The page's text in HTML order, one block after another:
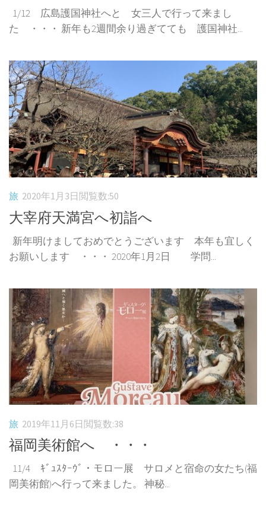
1/12 広島護国神社へと 女三人で行って来まし
た ・・・ 新年も2週間余り過ぎてても 護国神社...
旅 2020年1月3日 閲覧数:50
大宰府天満宮へ初詣へ
新年明けましておめでとうございます 本年も宜しく
お願いします ・・・ 2020年1月2日 学問...
旅 2019年11月6日 閲覧数:38
福岡美術館へ ・・・
11/4 ｷﾞｭｽﾀｰｳﾞ・モロー展 サロメと宿命の女たち(福
岡美術館)へ行って来ました。 神秘...